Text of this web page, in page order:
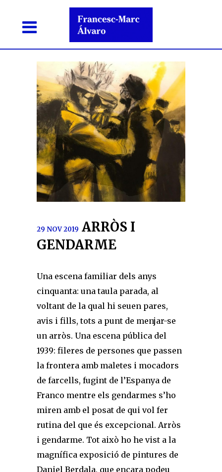
29 NOV 2019 ARRÒS I
GENDARME
Una escena familiar dels anys
cinquanta: una taula parada, al
voltant de la qual hi seuen pares,
avis i fills, tots a punt de menjar-se
un arròs. Una escena pública del
1939: fileres de persones que passen
la frontera amb maletes i mocadors
de farcells, fugint de l’Espanya de
Franco mentre els gendarmes s’ho
miren amb el posat de qui vol fer
rutina del que és excepcional. Arròs
i gendarme. Tot això ho he vist a la
magnífica exposició de pintures de
Daniel Berdala, que encara podeu